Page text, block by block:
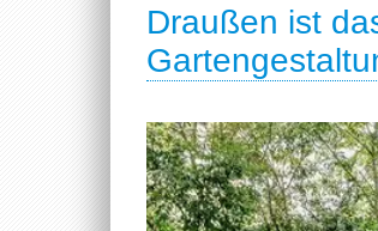
Draußen ist